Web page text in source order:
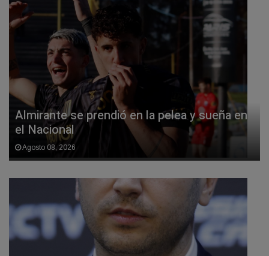
Almirante se prendió en la pelea y sueña en
el Nacional
Agosto 08, 2026